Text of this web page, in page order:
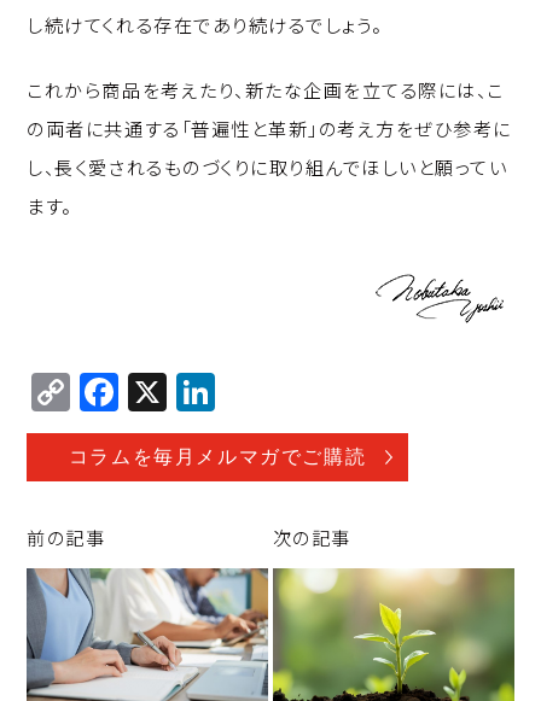
し続けてくれる存在であり続けるでしょう。
これから商品を考えたり、新たな企画を立てる際には、こ
の両者に共通する「普遍性と革新」の考え方をぜひ参考に
し、長く愛されるものづくりに取り組んでほしいと願ってい
ます。
C
o
p
Li
n
k
F
a
c
o
o
k
X
n
k
I
n
コラムを毎月メルマガでご購読
前の記事 次の記事